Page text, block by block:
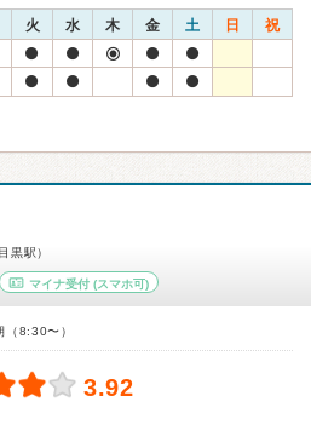
火 水 木 金 土 日 祝
黒駅）
マイナ受付 (スマホ可)
（8:30〜）
3.92